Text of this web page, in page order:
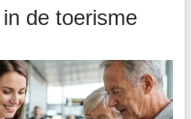
de toerisme